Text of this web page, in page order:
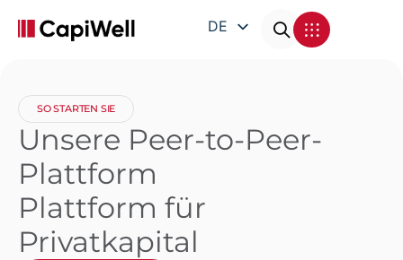
DE
SO STARTEN SIE
Unsere Peer-to-Peer-
Plattform
Plattform für
Privatkapital